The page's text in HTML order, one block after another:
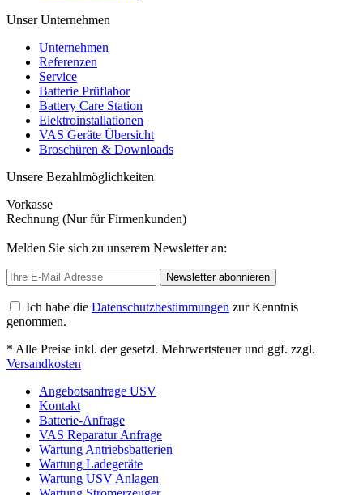
Unser Unternehmen
Unternehmen
Referenzen
Service
Batterie Prüflabor
Battery Care Station
Elektroinstallationen
VAS Geräte Übersicht
Broschüren & Downloads
Unsere Bezahlmöglichkeiten
Vorkasse
Rechnung (Nur für Firmenkunden)
Melden Sie sich zu unserem Newsletter an:
Newsletter abonnieren
Ich habe die Datenschutzbestimmungen zur Kenntnis
genommen.
* Alle Preise inkl. der gesetzl. Mehrwertsteuer und ggf. zzgl.
Versandkosten
Angebotsanfrage USV
Kontakt
Batterie-Anfrage
VAS Reparatur Anfrage
Wartung Antriebsbatterien
Wartung Ladegeräte
Wartung USV Anlagen